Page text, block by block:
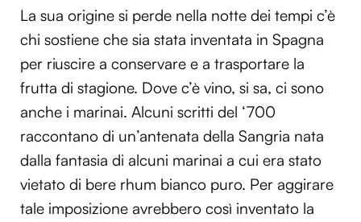
La sua origine si perde nella notte dei tempi c’è
chi sostiene che sia stata inventata in Spagna
per riuscire a conservare e a trasportare la
frutta di stagione. Dove c’è vino, si sa, ci sono
anche i marinai. Alcuni scritti del ‘700
raccontano di un’antenata della Sangria nata
dalla fantasia di alcuni marinai a cui era stato
vietato di bere rhum bianco puro. Per aggirare
tale imposizione avrebbero così inventato la